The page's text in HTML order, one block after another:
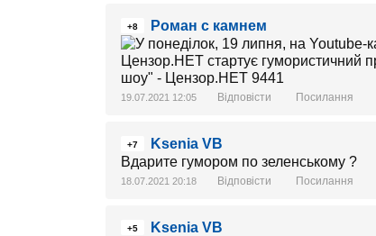
+8 Роман с камнем
19.07.2021 12:05 Відповісти Посилання
+7
Ksenia VB
Вдарите гумором по зеленському ?
18.07.2021 20:18 Відповісти Посилання
+5
Ksenia VB